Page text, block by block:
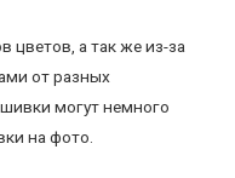
цветов, а так же из-за
от разных
могут немного
на фото.